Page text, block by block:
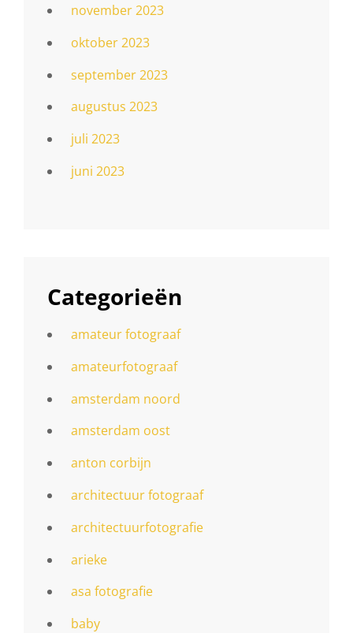
november 2023
oktober 2023
september 2023
augustus 2023
juli 2023
juni 2023
Categorieën
amateur fotograaf
amateurfotograaf
amsterdam noord
amsterdam oost
anton corbijn
architectuur fotograaf
architectuurfotografie
arieke
asa fotografie
baby